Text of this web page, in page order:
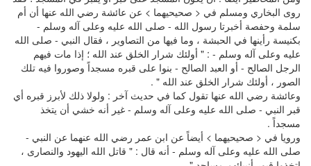
روى البخاري ومسلم في < صحيحيهما > عن عائشة رضي الله عنها أن أم
سلمة وحفصة أخبرتا رسول الله - صلى الله عليه وعلى آله وسلم -
بكنيسة رأينها في الحبشة ، وما فيها من التصاوير ، فقال النبي - صلى الله
عليه وعلى آله وسلم - : " أولئك شرار الخلق عند الله ؛ إذا مات فيهم
الرجل الصالح - أو العبد الصالح - بنوا على قبره مسجداً وصوروا فيه تلك
الصور ، أولئك شرار الخلق عند الله " .
وعائشة رضي الله عنها تقول كما في حديث آخر : ولولا ذلك لأبرز قبره أي
قبر النبي - صلى الله عليه وعلى آله وسلم - غير أنه خشي أن يتخذ
مسجداً .
ورويا في < صحيحيهما > أيضاً عن ابن عمر رضي الله عنهما عن النبي -
صلى الله عليه وعلى آله وسلم - أنه قال : " قاتل الله اليهود والنصارى ،